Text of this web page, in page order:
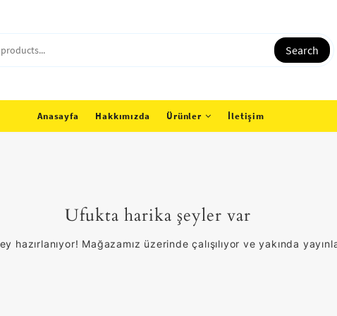
Search
Anasayfa Hakkımızda Ürünler İletişim
Ufukta harika şeyler var
hazırlanıyor! Mağazamız üzerinde çalışılıyor ve yakında